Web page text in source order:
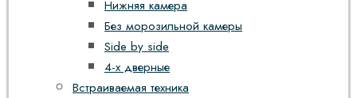
Нижняя камера
Без морозильной камеры
Side by side
4-х дверные
Встраиваемая техника